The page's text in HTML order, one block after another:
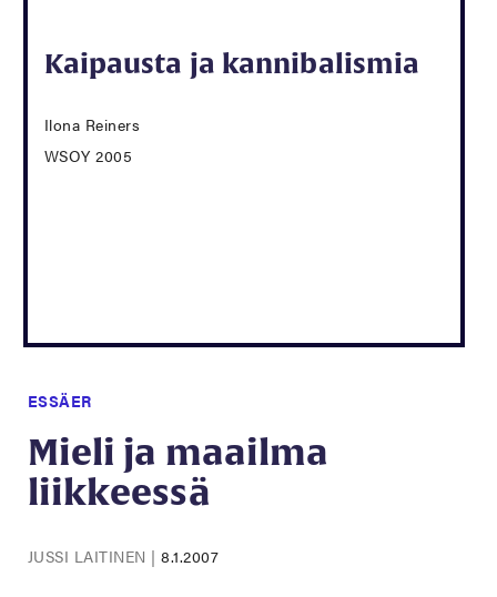
Kaipausta ja kannibalismia
Ilona Reiners
WSOY 2005
ESSÄER
Mieli ja maailma
liikkeessä
JUSSI LAITINEN |8.1.2007